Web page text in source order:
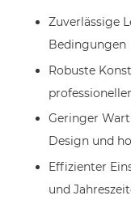
Zuverlässige
Bedingungen
Robuste
Geringer
Design und
Effizienter
und